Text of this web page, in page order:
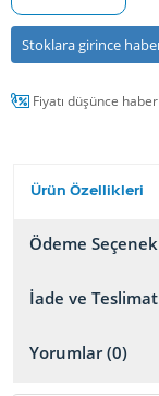
Stoklara girince
Fiyatı düşünce
Ürün Özellikleri
Ödeme
İade ve Teslimat
Yorumlar (0)